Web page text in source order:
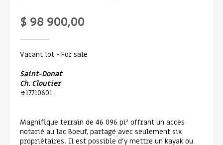
$ 98 900,00
Vacant lot - For sale
Saint-Donat
Ch. Cloutier
#17710601
Magnifique terrain de 46 096 pi² offrant un accès
notarié au lac Boeuf, partagé avec seulement six
propriétaires. Il est possible d'y mettre un kayak ou